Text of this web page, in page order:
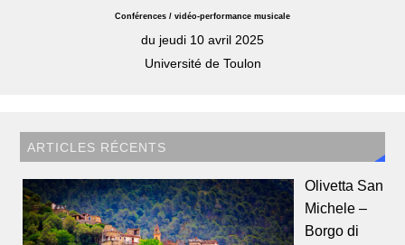
Conférences / vidéo-performance musicale
du jeudi 10 avril 2025
Université de Toulon
ARTICLES RÉCENTS
Olivetta San
Michele –
Borgo di